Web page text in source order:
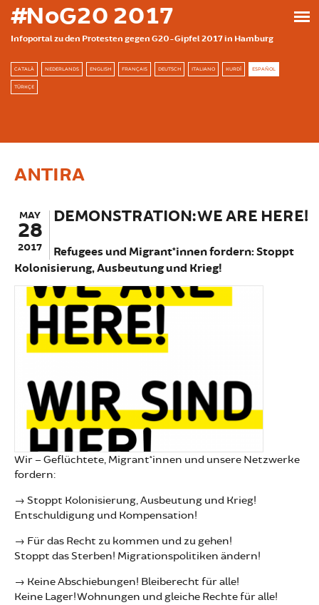
Skip to main content
#NoG20 2017
Infoportal zu den Protesten gegen G20-Gipfel 2017 in Hamburg
CATALÀ NEDERLANDS ENGLISH FRANÇAIS DEUTSCH ITALIANO KURDÎ ESPAÑOL
TÜRKÇE
ANTIRA
MAY
28
2017
DEMONSTRATION: WE ARE HERE!
Refugees und Migrant*innen fordern: Stoppt
Kolonisierung, Ausbeutung und Krieg!
Wir – Geflüchtete, Migrant*innen und unsere Netzwerke
fordern:
→ Stoppt Kolonisierung, Ausbeutung und Krieg!
Entschuldigung und Kompensation!
→ Für das Recht zu kommen und zu gehen!
Stoppt das Sterben! Migrationspolitiken ändern!
→ Keine Abschiebungen! Bleiberecht für alle!
Keine Lager! Wohnungen und gleiche Rechte für alle!